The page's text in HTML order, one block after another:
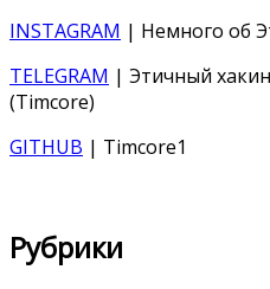
INSTAGRAM | Немного об
TELEGRAM | Этичный
(Timcore)
GITHUB | Timcore1
Рубрики